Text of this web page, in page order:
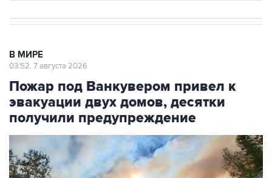
В МИРЕ
03:52, 7 августа 2026
Пожар под Ванкувером привел к
эвакуации двух домов, десятки
получили предупреждение